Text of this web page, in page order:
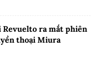
ra mắt phiên
thoại Miura